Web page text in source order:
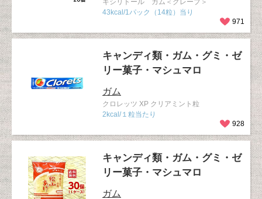
キシリトール ガム＜グレープ＞
43kcal/1パック（14粒）当り
971
キャンディ類・ガム・グミ・ゼ
リー菓子・マシュマロ
ガム
クロレッツ XP クリアミント粒
2kcal/１粒当たり
928
キャンディ類・ガム・グミ・ゼ
リー菓子・マシュマロ
ガム